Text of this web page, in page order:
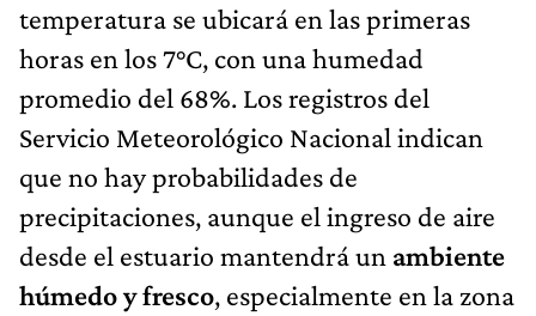
temperatura se ubicará en las primeras
horas en los 7°C, con una humedad
promedio del 68%. Los registros del
Servicio Meteorológico Nacional indican
que no hay probabilidades de
precipitaciones, aunque el ingreso de aire
desde el estuario mantendrá un ambiente
húmedo y fresco, especialmente en la zona